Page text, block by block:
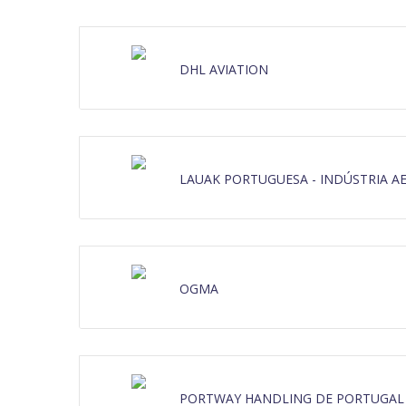
DHL AVIATION
LAUAK PORTUGUESA - INDÚSTRIA
OGMA
PORTWAY HANDLING DE PORTUGAL